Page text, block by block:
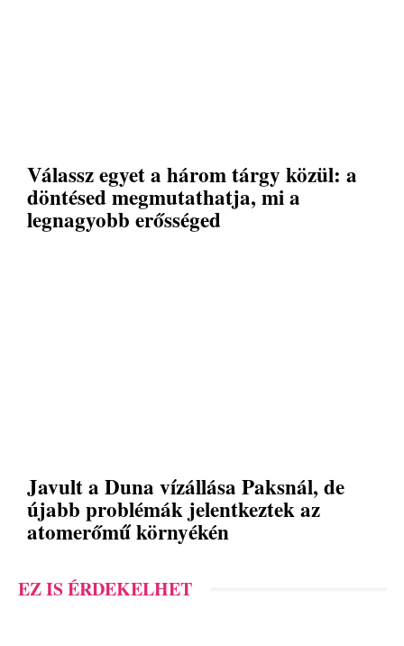
Válassz egyet a három tárgy közül: a
döntésed megmutathatja, mi a
legnagyobb erősséged
Javult a Duna vízállása Paksnál, de
újabb problémák jelentkeztek az
atomerőmű környékén
EZ IS ÉRDEKELHET